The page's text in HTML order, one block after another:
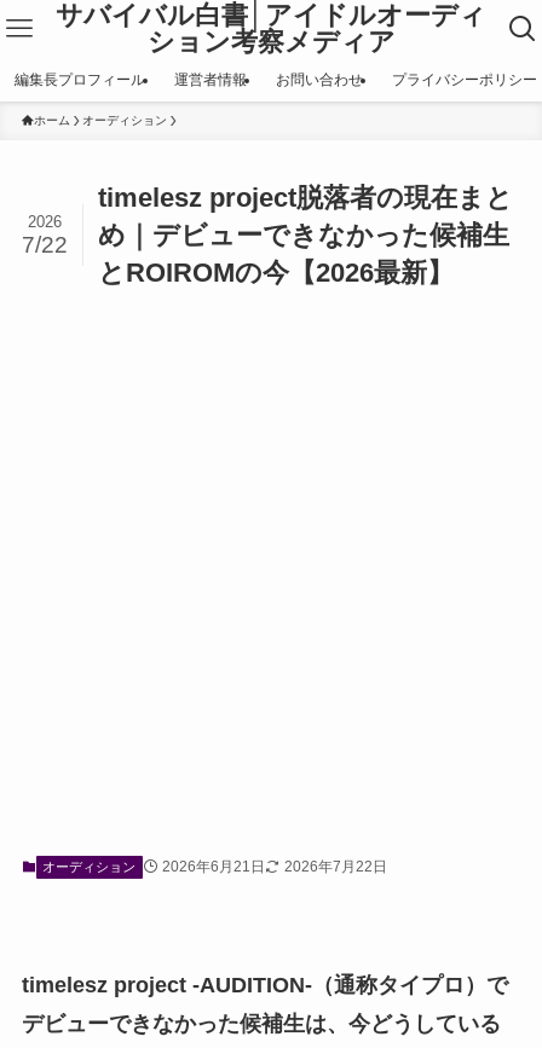
サバイバル白書│アイドルオーディ
ション考察メディア
編集長プロフィール 運営者情報 お問い合わせ プライバシーポリシー
ホーム オーディション
timelesz project脱落者の現在まと
め｜デビューできなかった候補生
とROIROMの今【2026最新】
2026
7/22
オーディション 2026年6月21日 2026年7月22日
timelesz project -AUDITION-（通称タイプロ）で
デビューできなかった候補生は、今どうしている